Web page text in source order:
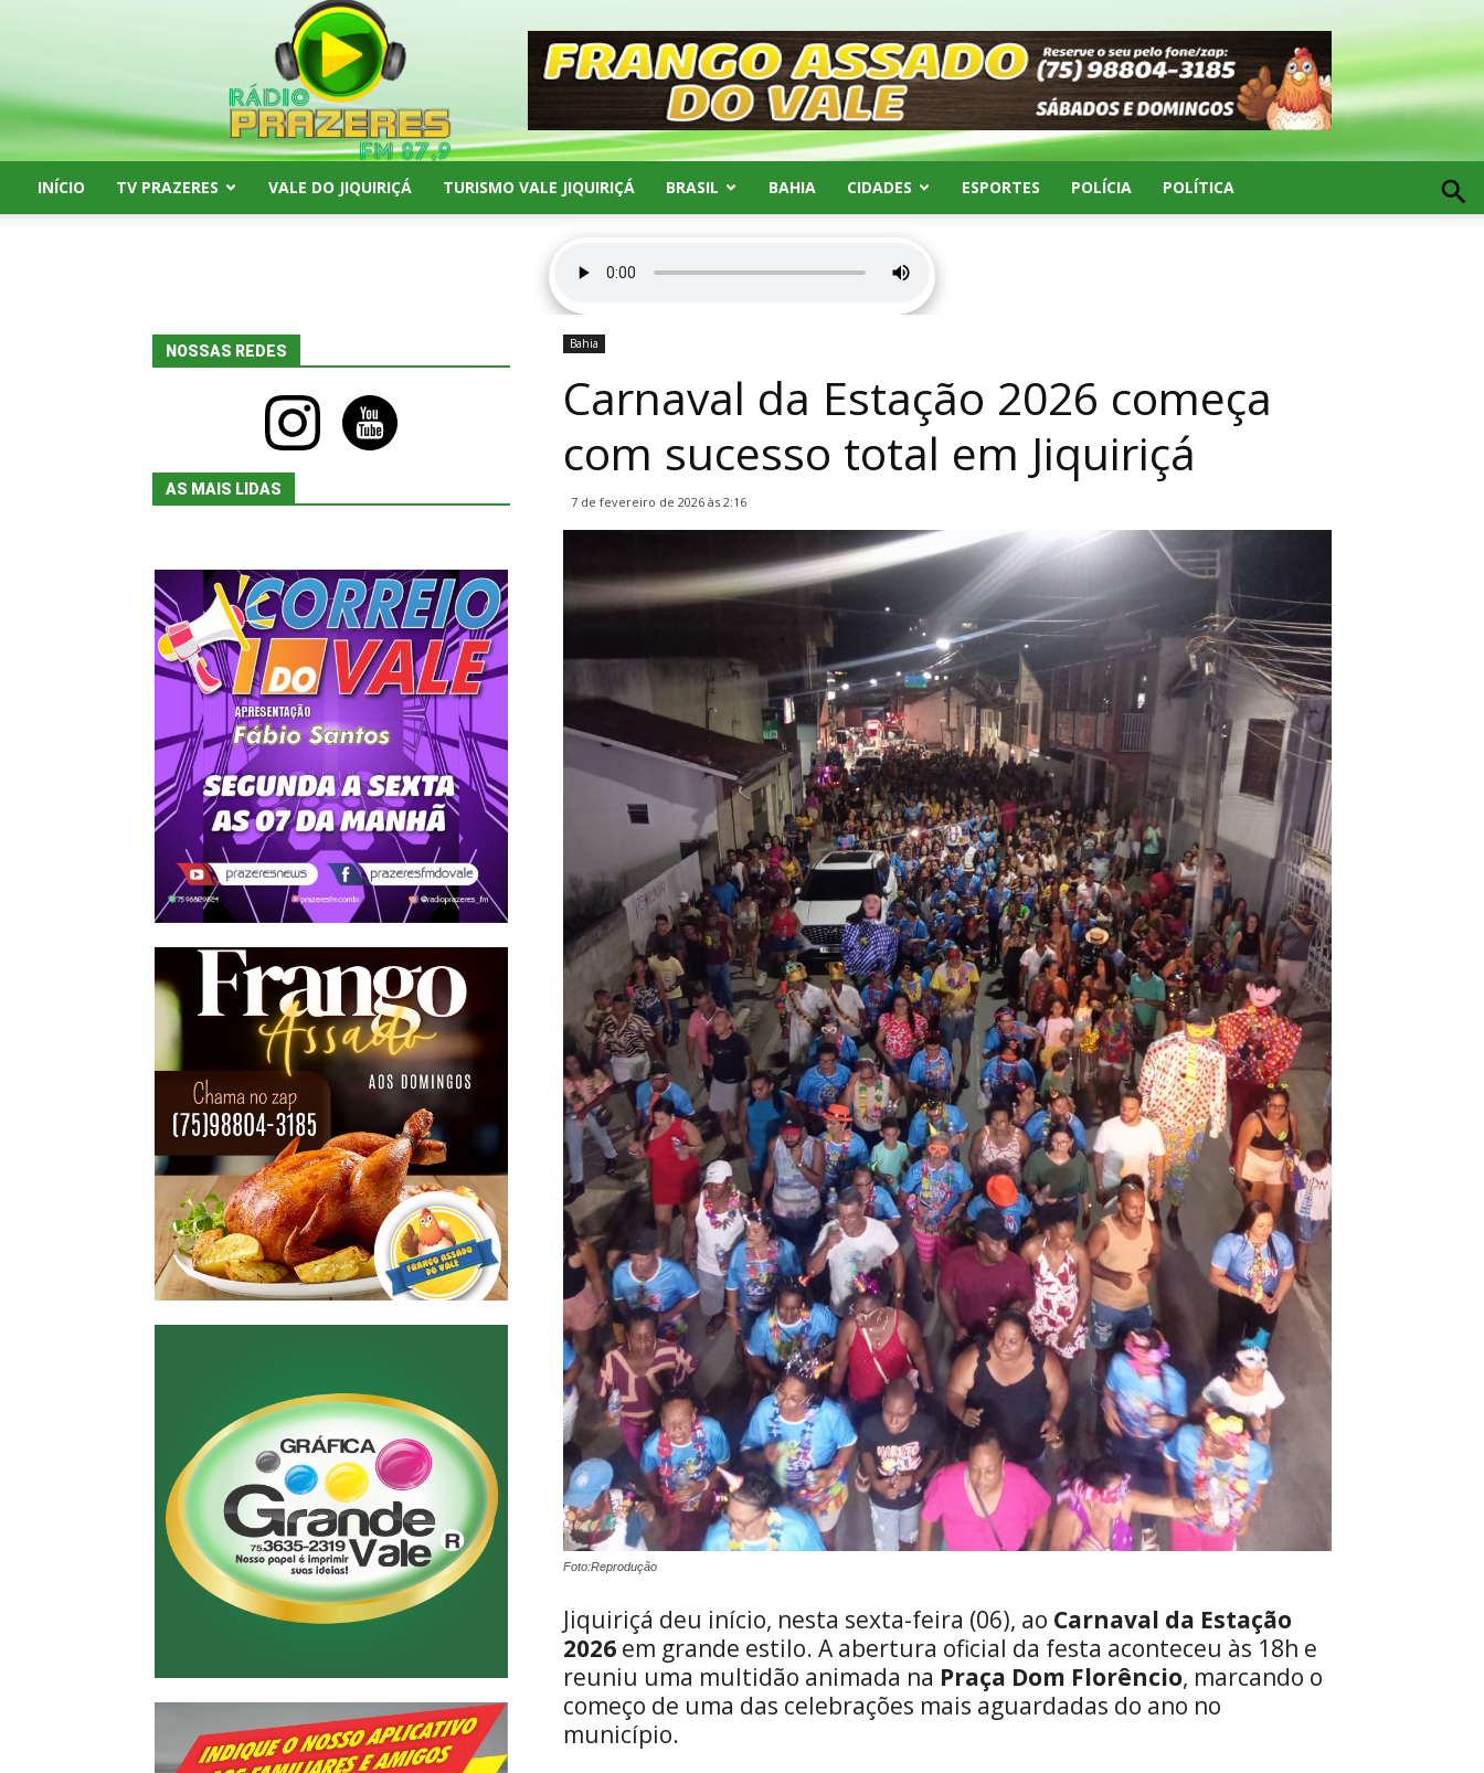
INÍCIO TV PRAZERES VALE DO JIQUIRIÇÁ TURISMO VALE JIQUIRIÇÁ BRASIL BAHIA CIDADES ESPORTES POLÍCIA POLÍTICA
Bahia
Carnaval da Estação 2026 começa
com sucesso total em Jiquiriçá
7 de fevereiro de 2026 às 2:16
Foto:Reprodução
Jiquiriçá deu início, nesta sexta-feira (06), ao Carnaval da Estação
2026 em grande estilo. A abertura oficial da festa aconteceu às 18h e
reuniu uma multidão animada na Praça Dom Florêncio, marcando o
começo de uma das celebrações mais aguardadas do ano no
município.
NOSSAS REDES
instagram youtube
AS MAIS LIDAS